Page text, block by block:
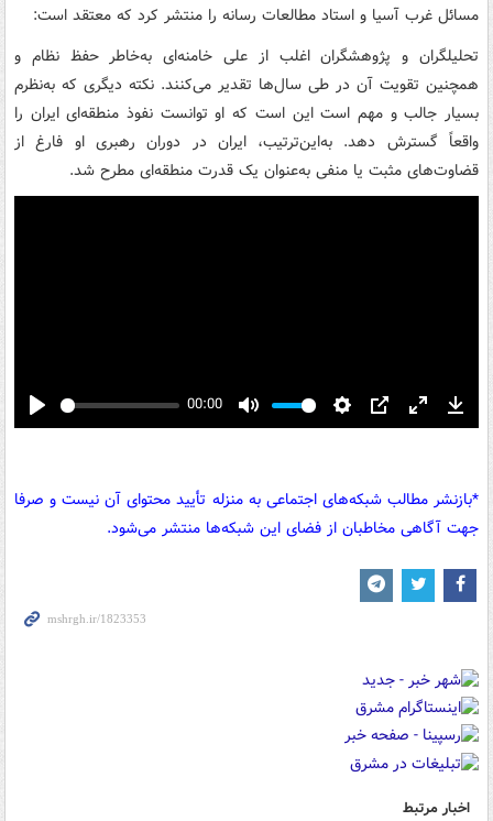
مسائل غرب آسیا و استاد مطالعات رسانه را منتشر کرد که معتقد است:
تحلیلگران و پژوهشگران اغلب از علی خامنه‌ای به‌خاطر حفظ نظام و
همچنین تقویت آن در طی سال‌ها تقدیر می‌کنند. نکته دیگری که به‌نظرم
بسیار جالب و مهم است این است که او توانست نفوذ منطقه‌ای ایران را
واقعاً گسترش دهد. به‌این‌ترتیب، ایران در دوران رهبری او فارغ از
قضاوت‌های مثبت یا منفی به‌عنوان یک قدرت منطقه‌ای مطرح شد.
Play
00:00
Mute Settings
PIP Enter
*بازنشر مطالب شبکه‌های اجتماعی به منزله تأیید محتوای آن نیست و صرفا
جهت آگاهی مخاطبان از فضای این شبکه‌ها منتشر می‌شود.
اخبار مرتبط